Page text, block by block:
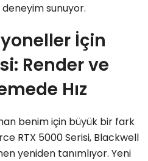
sunuyor.
İçin
Render ve
Hız
benim için büyük bir fark
RTX 5000 Serisi, Blackwell
yeniden tanımlıyor. Yeni